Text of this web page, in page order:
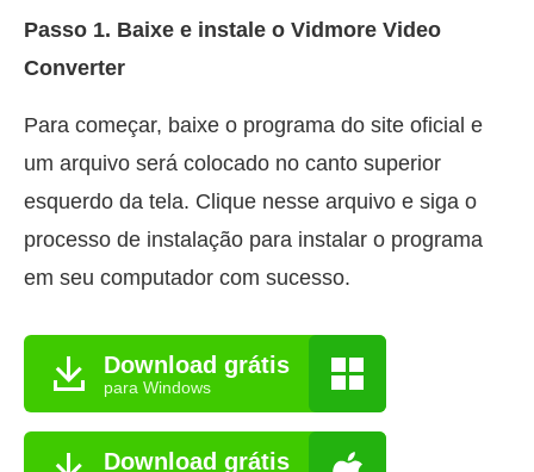
Passo 1. Baixe e instale o Vidmore Video
Converter
Para começar, baixe o programa do site oficial e
um arquivo será colocado no canto superior
esquerdo da tela. Clique nesse arquivo e siga o
processo de instalação para instalar o programa
em seu computador com sucesso.
Download grátis
para Windows
Download grátis